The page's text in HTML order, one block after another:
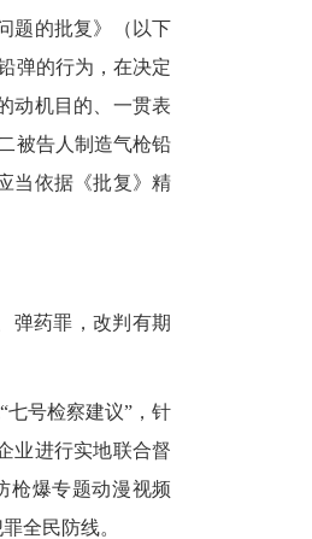
题的批复》（以下
弹的行为，在决定
动机目的、一贯表
被告人制造气枪铅
当依据《批复》精
弹药罪，改判有期
“七号检察建议”，针
业进行实地联合督
枪爆专题动漫视频
全民防线。